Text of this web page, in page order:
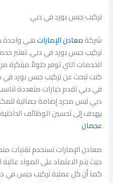
تركيب جبس بورد في دبي
شركةمعادن الإماراتهي واحدة
تركيب جبس بورد في دبي. تعتبر
الخدمات التي توفر حلولاً مبتكرة
كنت تبحث عن تركيب جبس بورد في
في دبي تقدم خيارات متعددة
دبي ليس مجرد إضافة جمالية
يهدف إلى تحسين الوظائف
عجمان
معادن الإمارات تستخدم تقنيات
حيث يتم الاعتماد على المواد
كما أن كل عملية تركيب جبس في